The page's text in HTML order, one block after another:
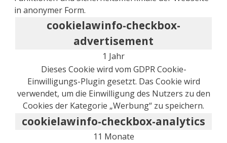
in anonymer Form.
cookielawinfo-checkbox-
advertisement
1 Jahr
Dieses Cookie wird vom GDPR Cookie-
Einwilligungs-Plugin gesetzt. Das Cookie wird
verwendet, um die Einwilligung des Nutzers zu den
Cookies der Kategorie „Werbung“ zu speichern.
cookielawinfo-checkbox-analytics
11 Monate